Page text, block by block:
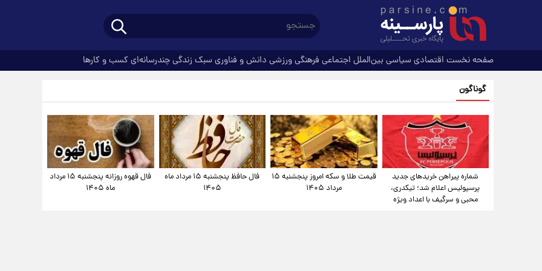
صفحه نخست اقتصادی سیاسی بین‌الملل اجتماعی فرهنگیورزشی دانش و فناوری سبک زندگیچندرسانه‌ای کسب و کارها
گوناگون
شماره پیراهن خریدهای جدید
پرسپولیس اعلام شد؛ تیکدری،
محبی و سرگیف با اعداد ویژه
قیمت طلا و سکه امروز پنجشنبه ۱۵
مرداد ۱۴۰۵
فال حافظ پنجشنبه ۱۵ مرداد ماه
۱۴۰۵
فال قهوه روزانه پنجشنبه ۱۵ مرداد
ماه ۱۴۰۵